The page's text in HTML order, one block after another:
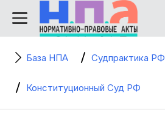
База НПА Судпрактика РФ
Конституционный Суд РФ